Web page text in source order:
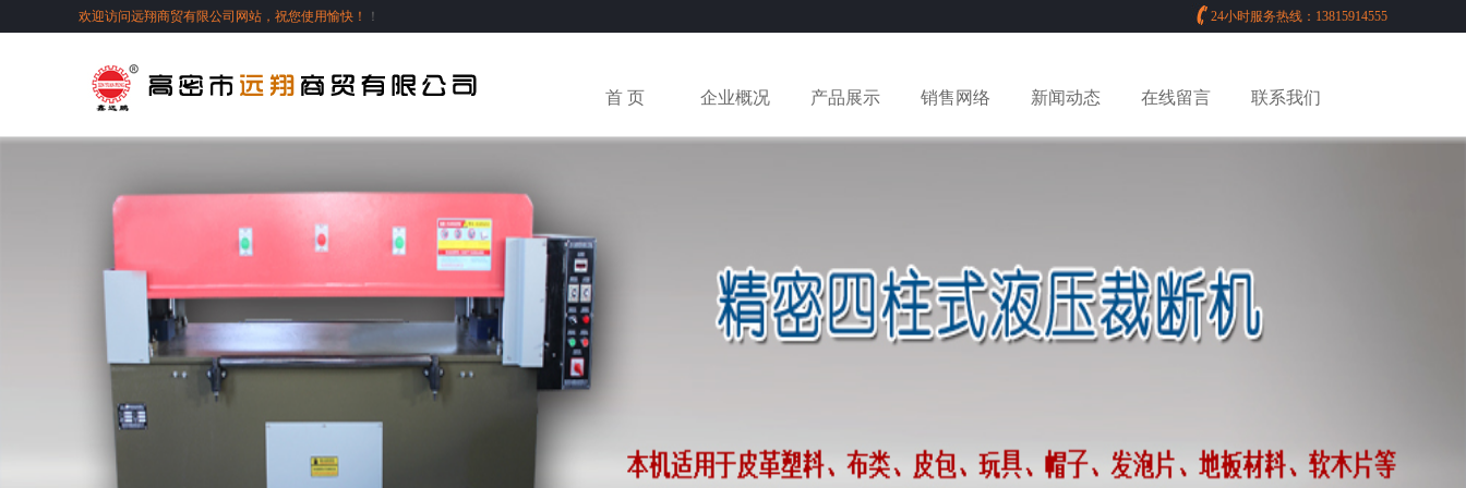
欢迎访问远翔商贸有限公司网站，祝您使用愉快！ ！ 24小时服务热线：13815914555
首 页 企业概况 产品展示 销售网络 新闻动态 在线留言 联系我们